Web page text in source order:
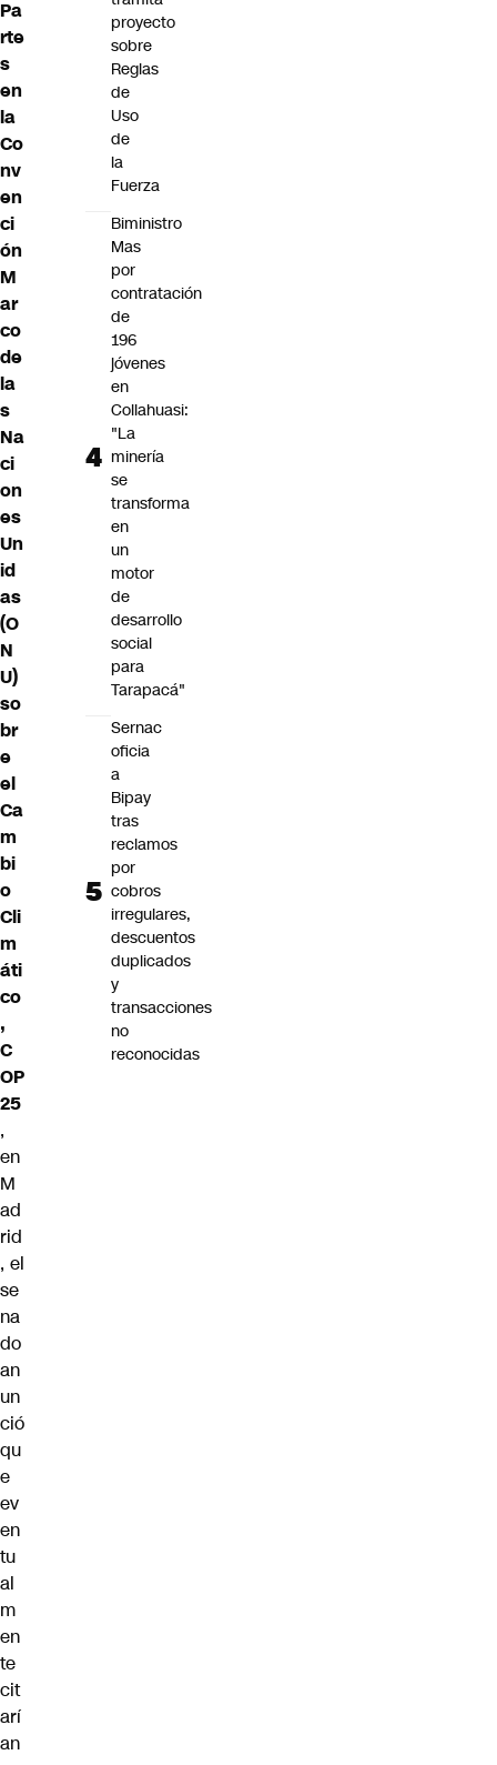
Pa
rte
s
en
la
Co
nv
en
ci
ón
M
ar
co
de
la
s
Na
ci
on
es
Un
id
as
(O
N
U)
so
br
e
el
Ca
m
bi
o
Cli
m
áti
co
,
C
OP
25
,
en
M
ad
rid
, el
se
na
do
an
un
ció
qu
e
ev
en
tu
al
m
en
te
cit
arí
an
proyecto
sobre
Reglas
de
Uso
de
la
Fuerza
Biministro
Mas
por
contratación
de
196
jóvenes
en
Collahuasi:
"La
minería
se
transforma
en
un
motor
de
desarrollo
social
para
Tarapacá"
Sernac
oficia
a
Bipay
tras
reclamos
por
cobros
irregulares,
descuentos
duplicados
y
transacciones
no
reconocidas